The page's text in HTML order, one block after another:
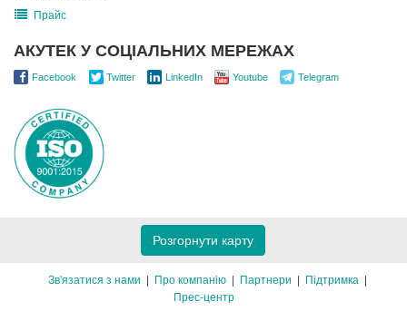
Прайс
АКУТЕК У СОЦІАЛЬНИХ МЕРЕЖАХ
Facebook Twitter LinkedIn Youtube Telegram
Розгорнути карту
Зв'язатися з нами Про компанію Партнери
Підтримка
Прес-центр